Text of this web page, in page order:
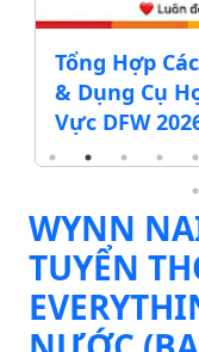
Tổng Hợp Các
& Dụng Cụ
Vực DFW 2026
WYNN
TUYỂN